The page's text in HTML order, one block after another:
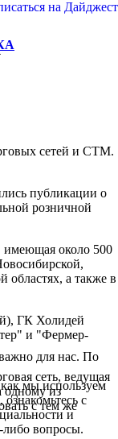
на Дайджест
сетей и СТМ.
публикации о
розничной
имеющая около 500
а также в
ГК Холидей
и "Фермер-
сеть, ведущая
одному из
с тем же
для нас. По
мы используем
с
и
либо вопросы.